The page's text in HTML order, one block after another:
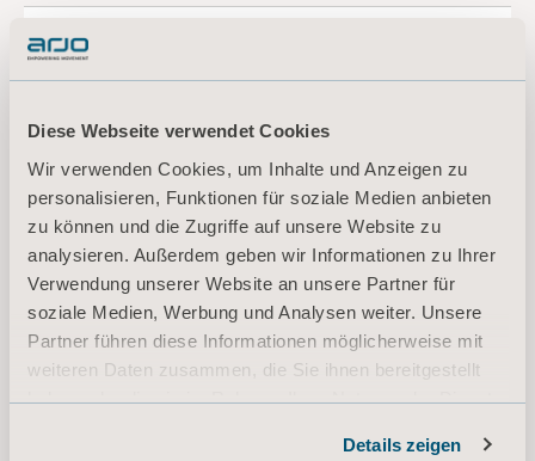
Diese Webseite verwendet Cookies
Wir verwenden Cookies, um Inhalte und Anzeigen zu
personalisieren, Funktionen für soziale Medien anbieten
zu können und die Zugriffe auf unsere Website zu
analysieren. Außerdem geben wir Informationen zu Ihrer
Verwendung unserer Website an unsere Partner für
soziale Medien, Werbung und Analysen weiter. Unsere
Partner führen diese Informationen möglicherweise mit
weiteren Daten zusammen, die Sie ihnen bereitgestellt
haben oder die sie im Rahmen Ihrer Nutzung der Dienste
Details zeigen
guide
DE for Switzerland, Belgium, Germany, Austria
DOWNLOAD
Sling selection and application
Clinical Focus
Typ: Klinische Zusammenfassung
DE for Switzerland, Germany, Austria